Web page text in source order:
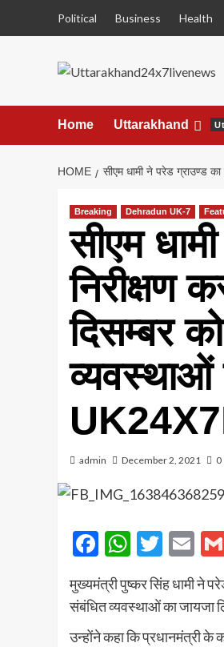
Political Business Health
Home Uttarakhand
HOME सीएम धामी ने परेड ग्राउण्ड
Breaking Dehradun UK-7
सीएम
निरीक्षण
दिसम्बर
व्यवस्थाओं
admin December 2, 2021 0
Facebook
मुख्यमंत्री पुष्कर सिंह धामी ने
संबंधित व्यवस्थाओं का जायजा
उन्होंने कहा कि प्रधानमंत्री के